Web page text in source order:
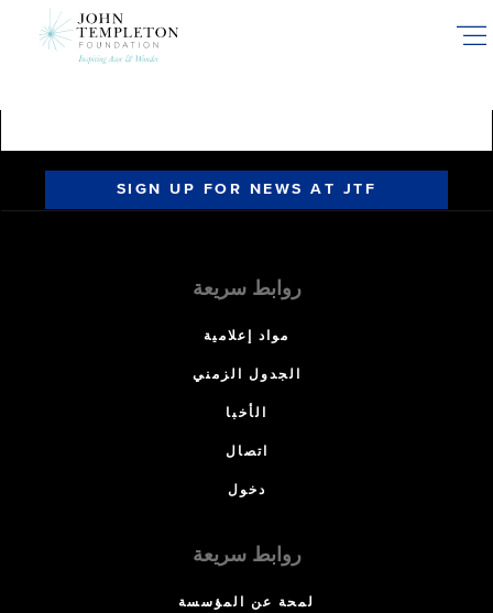
SIGN UP FOR NEWS AT JTF
روابط سريعة
مواد إعلامية
الجدول الزمني
الأخبا
اتصال
دخول
روابط سريعة
لمحة عن المؤسسة